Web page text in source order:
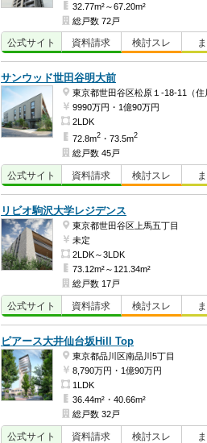
32.77m²～67.20m²
総戸数 72戸
公式サイト 資料請求 検討スレ
サンウッド世田谷明大前
9990万円・1億90万円
2LDK
72.8m2 ・73.5m2
総戸数 45戸
公式サイト 資料請求 検討スレ
リビオ駒沢大学レジデンス
東京都世田谷区上馬五丁目
未定
2LDK～3LDK
73.12m²～121.34m²
総戸数 17戸
公式サイト 資料請求 検討スレ
ピアース大井仙台坂Hill Top
東京都品川区南品川5丁目
8,790万円・1億90万円
1LDK
36.44m²・40.66m²
総戸数 32戸
公式サイト 資料請求 検討スレ